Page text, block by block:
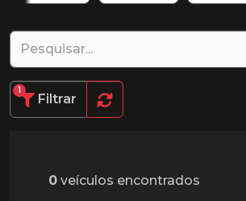
Filtrar
1
0 veículos encontrados